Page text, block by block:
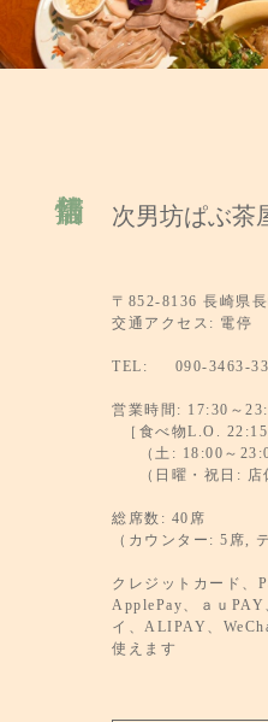
次男坊ぱぶ茶
〒852-8136 長崎県
交通アクセス: 電停
TEL: 090-3463-
営業時間: 17:30～
［食べ物L.O.
（土: 18:00～
（日曜・祝日: 店
総席数: 40席
（カウンター: 5席,
クレジットカード、
ApplePay、ａｕ
イ、ALIPAY、
使えます